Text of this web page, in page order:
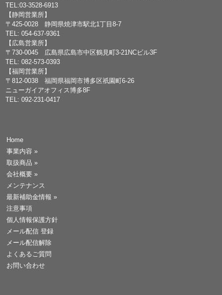
TEL:03-3528-6913
【静岡営業所】
〒425-0028 静岡県焼津市駅北1丁目8-7
TEL: 054-637-9361
【広島営業所】
〒730-0045 広島県広島市中区鶴見町3-21NCビル3F
TEL: 082-573-0393
【福岡営業所】
〒812-0038 福岡県福岡市博多区祇園町6-26
ニューガイアオフィス博多8F
TEL: 092-231-0417
Home
事業内容 »
取扱商品 »
会社概要 »
メンテナンス
最新補助金情報 »
注意事項
個人情報保護方針
メール配信 登録
メール配信解除
よくあるご質問
お問い合わせ